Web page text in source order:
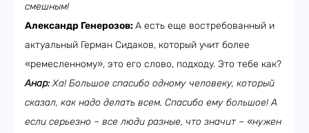
смешным!
Александр Генерозов:А есть еще востребованный и
актуальный Герман Сидаков, который учит более
«ремесленному», это его слово, подходу. Это тебе как?
Анар:Ха! Большое спасибо одному человеку, который
сказал, как надо делать всем. Спасибо ему большое! А
если серьезно – все люди разные, что значит – «нужен